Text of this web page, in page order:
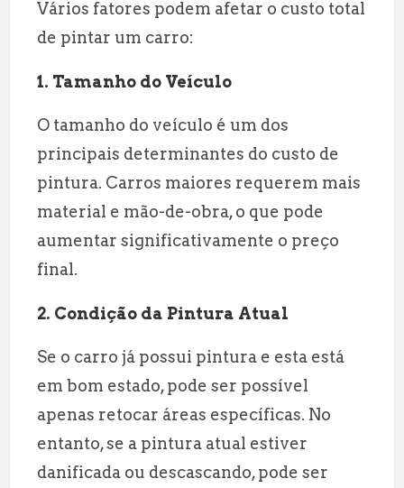
Vários fatores podem afetar o custo total
de pintar um carro:
1. Tamanho do Veículo
O tamanho do veículo é um dos
principais determinantes do custo de
pintura. Carros maiores requerem mais
material e mão-de-obra, o que pode
aumentar significativamente o preço
final.
2. Condição da Pintura Atual
Se o carro já possui pintura e esta está
em bom estado, pode ser possível
apenas retocar áreas específicas. No
entanto, se a pintura atual estiver
danificada ou descascando, pode ser